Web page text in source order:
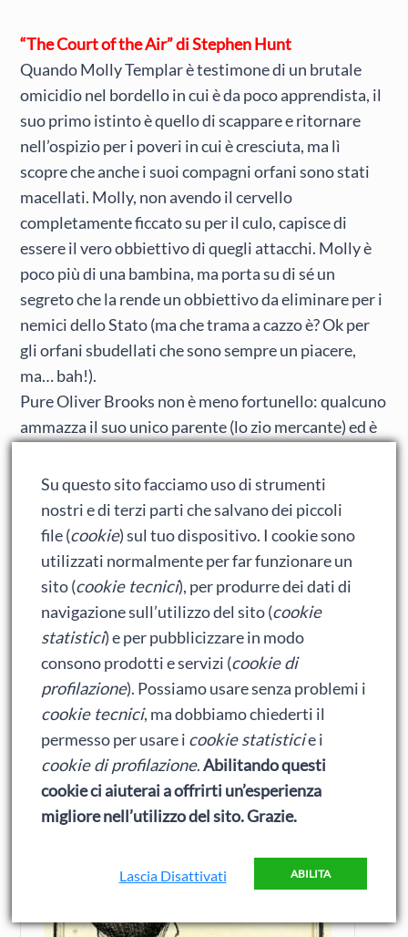
“The Court of the Air” di Stephen Hunt
Quando Molly Templar è testimone di un brutale
omicidio nel bordello in cui è da poco apprendista, il
suo primo istinto è quello di scappare e ritornare
nell’ospizio per i poveri in cui è cresciuta, ma lì
scopre che anche i suoi compagni orfani sono stati
macellati. Molly, non avendo il cervello
completamente ficcato su per il culo, capisce di
essere il vero obbiettivo di quegli attacchi. Molly è
poco più di una bambina, ma porta su di sé un
segreto che la rende un obbiettivo da eliminare per i
nemici dello Stato (ma che trama a cazzo è? Ok per
gli orfani sbudellati che sono sempre un piacere,
ma… bah!).
Pure Oliver Brooks non è meno fortunello: qualcuno
ammazza il suo unico parente (lo zio mercante) ed è
agente della Corte dell’Aria (gente che mangia fagioli
canterini…). In fuga per mezza nazione, Oliver si
troverà tra feccia di ogni tipo: ladri, spie, fuorilegge
e… allevatori di conigli! (forse)
Molly e Oliver (sigh) dovranno affrontare un
terribile minaccia per la civiltà, un antico potere che
si pensava (doppio sigh!) scomparso da millenni. I
nemici sono una miriade di rottinculo cattivissimi
(triplo sigh!), ma fortunatamente i protagonisti
hanno con loro tanti coraggiosi amici (quadruplo
sigh!) che li aiuteranno in questa avventura piena di
intrighi e azione.
Retard con la R maiuscola?
Su questo sito facciamo uso di strumenti
nostri e di terzi parti che salvano dei piccoli
file (cookie) sul tuo dispositivo. I cookie sono
utilizzati normalmente per far funzionare un
sito (cookie tecnici), per produrre dei dati di
navigazione sull’utilizzo del sito (cookie
statistici) e per pubblicizzare in modo
consono prodotti e servizi (cookie di
profilazione). Possiamo usare senza problemi i
cookie tecnici, ma dobbiamo chiederti il
permesso per usare i cookie statisticie i
cookie di profilazione.Abilitando questi
cookie ci aiuterai a offrirti un’esperienza
migliore nell’utilizzo del sito. Grazie.
ABILITA
Lascia Disattivati